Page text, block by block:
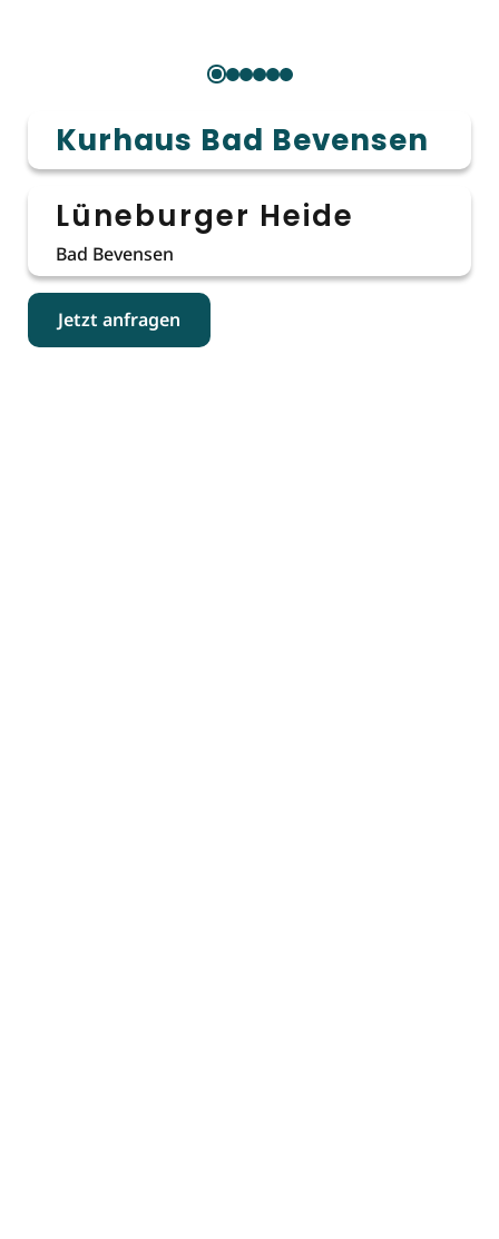
Kurhaus Bad Bevensen
Lüneburger Heide
Bad Bevensen
Jetzt anfragen